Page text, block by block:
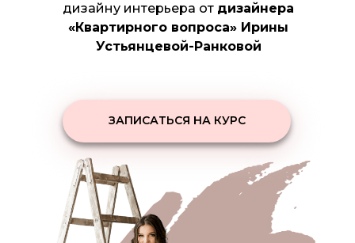
ЗАПИСАТЬСЯ НА КУРС
дизайну интерьера от дизайнера
«Квартирного вопроса» Ирины
Устьянцевой-Ранковой